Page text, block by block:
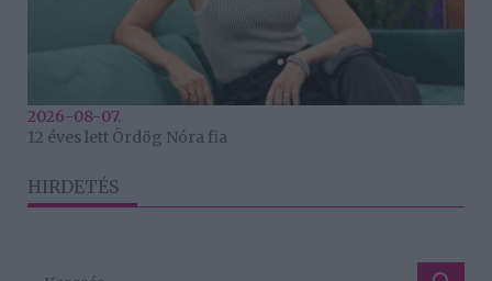
2026-08-07.
12 éves lett Ördög Nóra fia
HIRDETÉS